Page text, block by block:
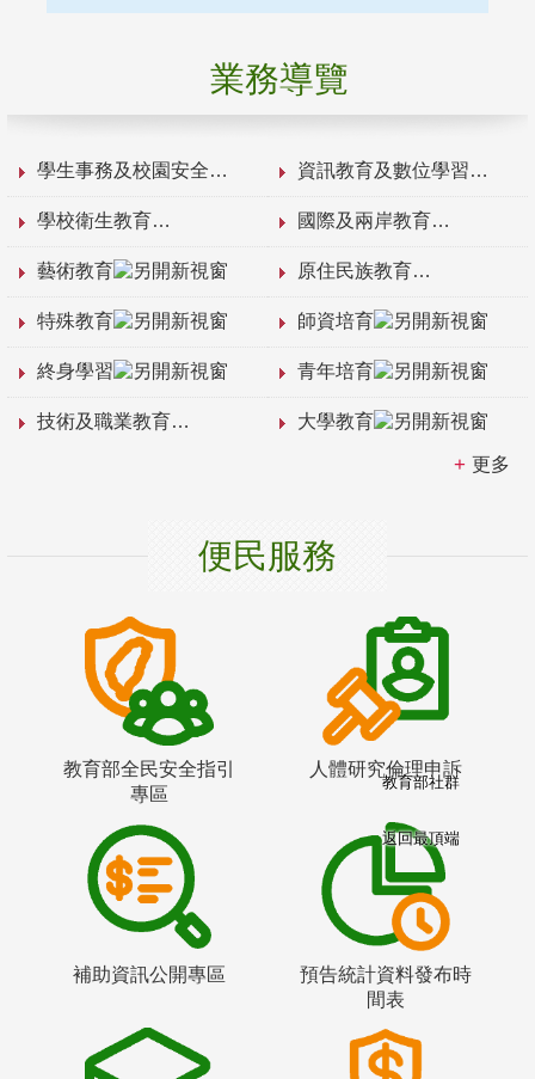
業務導覽
學生事務及校園安全 資訊教育及數位學習
學校衛生教育 國際及兩岸教育
藝術教育 原住民族教育
特殊教育 師資培育
終身學習 青年培育
技術及職業教育 大學教育
更多
便民服務
教育部全民安全指引
專區
人體研究倫理申訴
補助資訊公開專區
預告統計資料發布時
間表
教育部社群
返回最頂端